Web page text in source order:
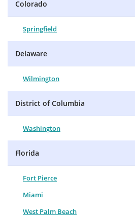
Colorado
Springfield
Delaware
Wilmington
District of Columbia
Washington
Florida
Fort Pierce
Miami
West Palm Beach